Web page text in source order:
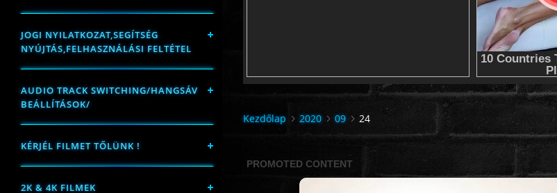
JOGI NYILATKOZAT,SEGÍTSÉG
NYÚJTÁS,FELHASZNÁLÁSI FELTÉTEL
AUDIO TRACK SWITCHING/HANGSÁV
BEÁLLÍTÁSOK/
KÉRJÉL FILMET TŐLÜNK !
2K & 4K FILMEK
Kezdőlap 2020 09 24